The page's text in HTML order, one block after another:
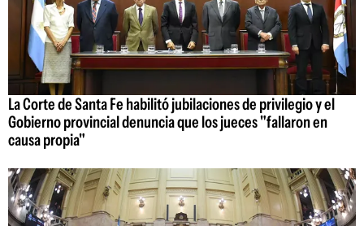
La Corte de Santa Fe habilitó jubilaciones de privilegio y el
Gobierno provincial denuncia que los jueces "fallaron en
causa propia"